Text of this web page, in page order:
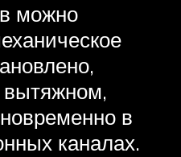
можно
вытяжном,
в
каналах.